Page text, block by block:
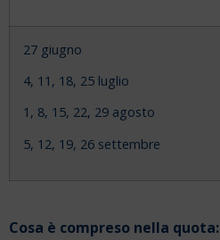
27 giugno
4, 11, 18, 25 luglio
1, 8, 15, 22, 29 agosto
5, 12, 19, 26 settembre
Cosa è compreso nella quota: